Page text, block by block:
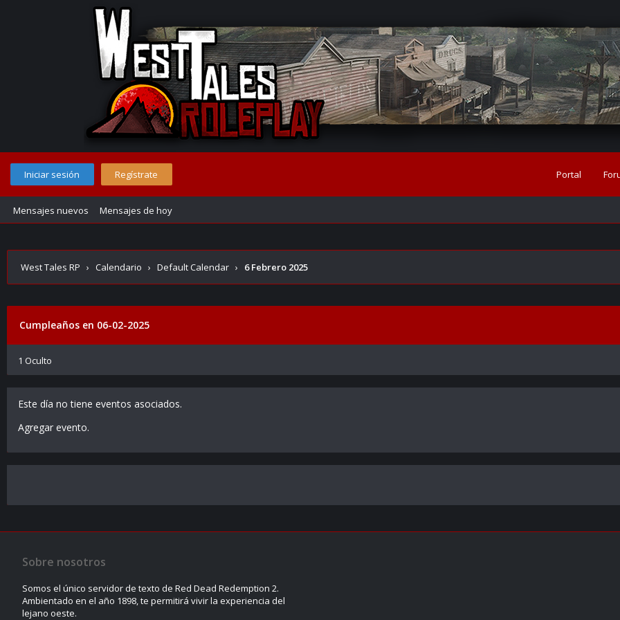
Iniciar sesión Regístrate Portal
Mensajes nuevos Mensajes de hoy
West Tales RP › Calendario › Default Calendar › 6 Febrero 2025
Cumpleaños en 06-02-2025
1 Oculto
Este día no tiene eventos asociados.
Agregar evento.
Sobre nosotros
Somos el único servidor de texto de Red Dead Redemption 2.
Ambientado en el año 1898, te permitirá vivir la experiencia del
lejano oeste.